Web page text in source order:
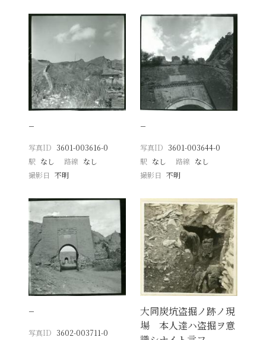
−
写真ID 3601-003616-0
駅 なし 路線 なし
撮影日
不明
−
写真ID 3601-003644-0
駅 なし 路線 なし
撮影日 不明
−
写真ID 3602-003711-0
大同炭坑盗掘ノ跡ノ現
場 本人達ハ盗掘ヲ意